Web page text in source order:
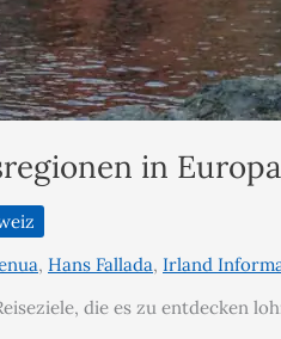
in Europa
, Hans Fallada, Irland
die es zu entdecken